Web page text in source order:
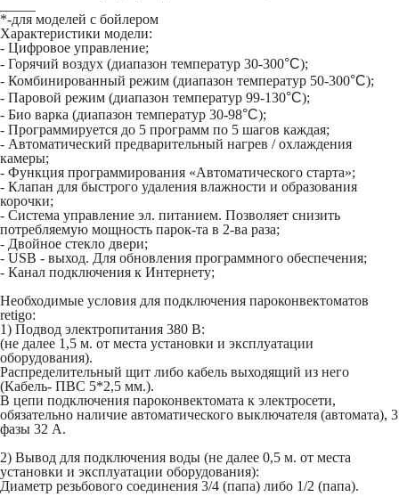
*-для моделей с бойлером
Характеристики модели:
- Цифровое управление;
- Горячий воздух (диапазон температур 30-300°C);
- Комбинированный режим (диапазон температур 50-300°C);
- Паровой режим (диапазон температур 99-130°C);
- Био варка (диапазон температур 30-98°C);
- Программируется до 5 программ по 5 шагов каждая;
- Автоматический предварительный нагрев / охлаждения
камеры;
- Функция программирования «Автоматического старта»;
- Клапан для быстрого удаления влажности и образования
корочки;
- Система управление эл. питанием. Позволяет снизить
потребляемую мощность парок-та в 2-ва раза;
- Двойное стекло двери;
- USB - выход. Для обновления программного обеспечения;
- Канал подключения к Интернету;
Необходимые условия для подключения пароконвектоматов
retigo:
1) Подвод электропитания 380 В:
(не далее 1,5 м. от места установки и эксплуатации
оборудования).
Распределительный щит либо кабель выходящий из него
(Кабель- ПВС 5*2,5 мм.).
В цепи подключения пароконвектомата к электросети,
обязательно наличие автоматического выключателя (автомата), 3
фазы 32 А.
2) Вывод для подключения воды (не далее 0,5 м. от места
установки и эксплуатации оборудования):
Диаметр резьбового соединения 3/4 (папа) либо 1/2 (папа).